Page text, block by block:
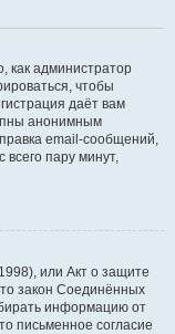
как администратор
чтобы
даёт вам
анонимным
email-сообщений,
всего пару минут,
или Акт о защите
закон Соединённых
информацию от
письменное согласие